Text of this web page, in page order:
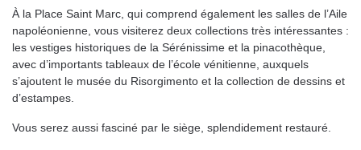
À la Place Saint Marc, qui comprend également les salles de l’Aile
napoléonienne, vous visiterez deux collections très intéressantes :
les vestiges historiques de la Sérénissime et la pinacothèque,
avec d’importants tableaux de l’école vénitienne, auxquels
s’ajoutent le musée du Risorgimento et la collection de dessins et
d’estampes.
Vous serez aussi fasciné par le siège, splendidement restauré.